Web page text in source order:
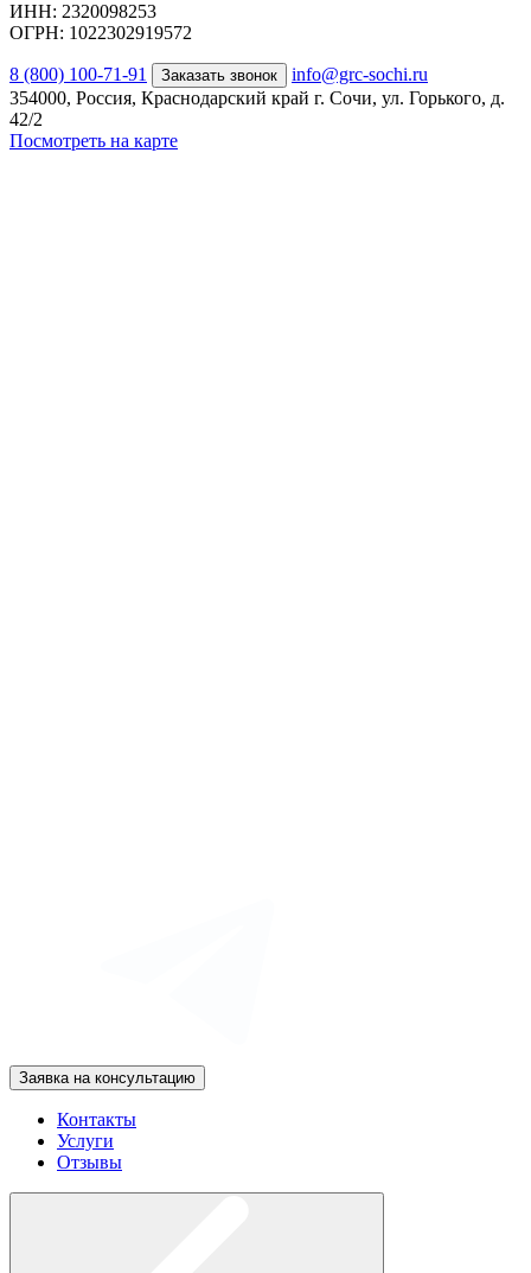
ИНН: 2320098253
ОГРН: 1022302919572
8 (800) 100-71-91 Заказать звонок
info@grc-sochi.ru
354000, Россия, Краснодарский край г. Сочи, ул. Горького, д.
42/2
Посмотреть на карте
Заявка на консультацию
Контакты
Услуги
Отзывы